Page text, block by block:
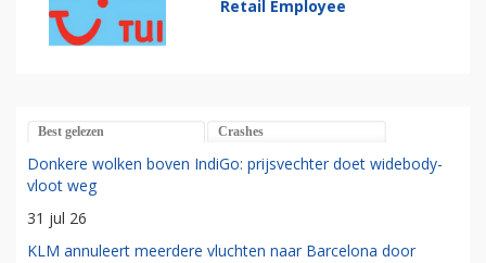
Retail Employee
Best gelezen Crashes
Donkere wolken boven IndiGo: prijsvechter doet widebody-
vloot weg
31 jul 26
KLM annuleert meerdere vluchten naar Barcelona door